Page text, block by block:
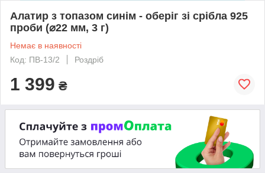
Алатир з топазом синім - оберіг зі срібла 925
проби (⌀22 мм, 3 г)
Немає в наявності
Код: ПВ-13/2
Роздріб
1 399 ₴